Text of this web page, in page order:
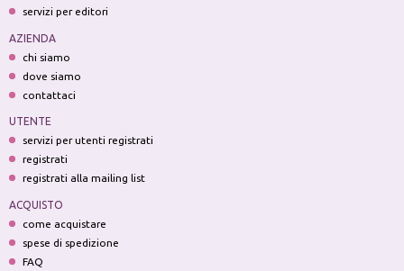
servizi per editori
AZIENDA
chi siamo
dove siamo
contattaci
UTENTE
servizi per utenti registrati
registrati
registrati alla mailing list
ACQUISTO
come acquistare
spese di spedizione
FAQ